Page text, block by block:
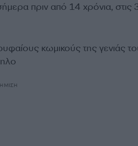
πριν από 14 χρόνια, στις
κωμικούς της γενιάς